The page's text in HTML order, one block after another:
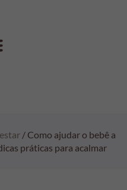
/ Como ajudar o bebê a
práticas para acalmar